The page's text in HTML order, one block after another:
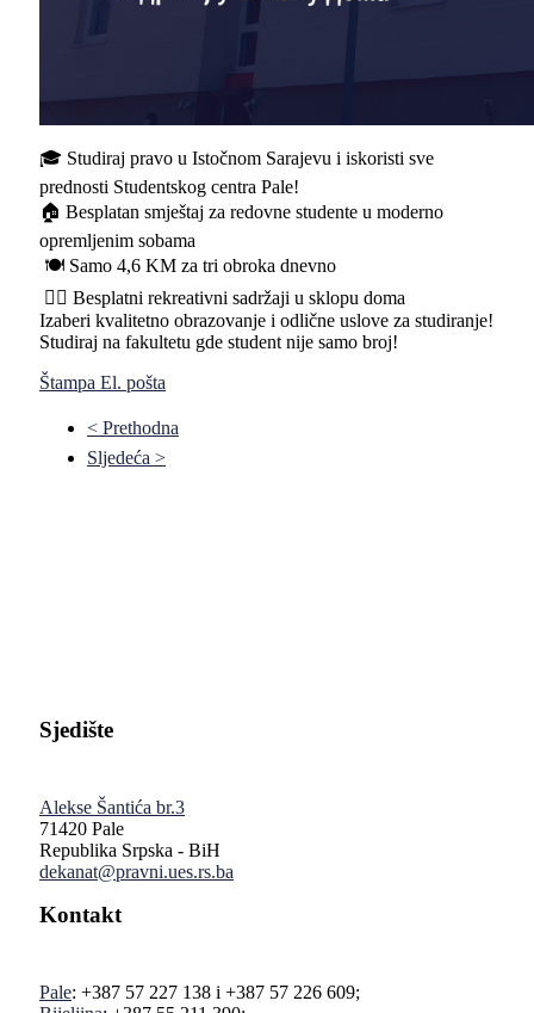
🎓 Studiraj pravo u Istočnom Sarajevu i iskoristi sve
prednosti Studentskog centra Pale!
🏠 Besplatan smještaj za redovne studente u moderno
opremljenim sobama
🍽️ Samo 4,6 KM za tri obroka dnevno
🏋️‍♀️ Besplatni rekreativni sadržaji u sklopu doma
Izaberi kvalitetno obrazovanje i odlične uslove za studiranje!
Studiraj na fakultetu gde student nije samo broj!
Štampa El. pošta
< Prethodna
Sljedeća >
Sjedište
Alekse Šantića br.3
71420 Pale
Republika Srpska - BiH
dekanat@pravni.ues.rs.ba
Kontakt
Pale: +387 57 227 138 i +387 57 226 609;